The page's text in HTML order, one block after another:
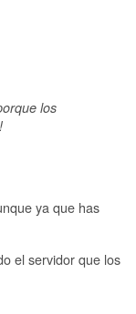
los
ya que has
el servidor que los